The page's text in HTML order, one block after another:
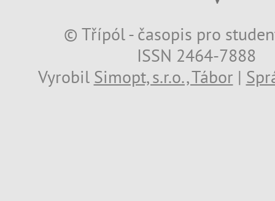
© Třípól - časopis pro
ISSN 2464-7888
Vyrobil Simopt, s.r.o., Tábor |